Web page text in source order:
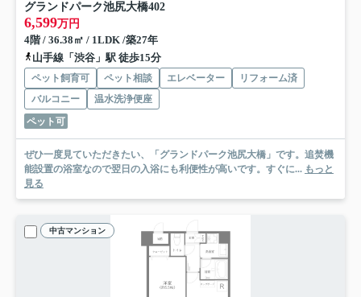
グランドパーク池尻大橋402
6,599万円
4階 / 36.38㎡ / 1LDK /築27年
山手線「渋谷」駅 徒歩15分
ペット飼育可 ペット相談 エレベーター
リフォーム済
バルコニー
温水洗浄便座
ペット可
ぜひ一度見ていただきたい、「グランドパーク池尻大橋」です。追焚機
能設置の浴室なので翌日の入浴にも利便性が高いです。すぐに... もっと
見る
中古マンション